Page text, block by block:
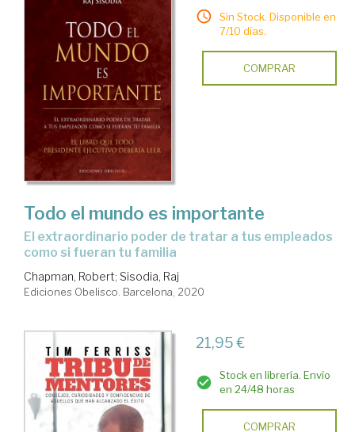
Sin Stock. Disponible en
7/10 días.
COMPRAR
Todo el mundo es importante
el extraordinario poder de tratar a tus empleados
como si fueran tu familia
Chapman, Robert; Sisodia, Raj
Ediciones Obelisco. Barcelona, 2020
21,95 €
Stock en librería. Envío
en 24/48 horas
COMPRAR